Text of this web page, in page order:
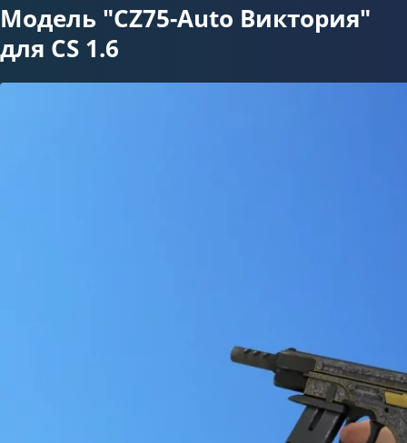
Модель "CZ75-Auto Виктория"
для CS 1.6